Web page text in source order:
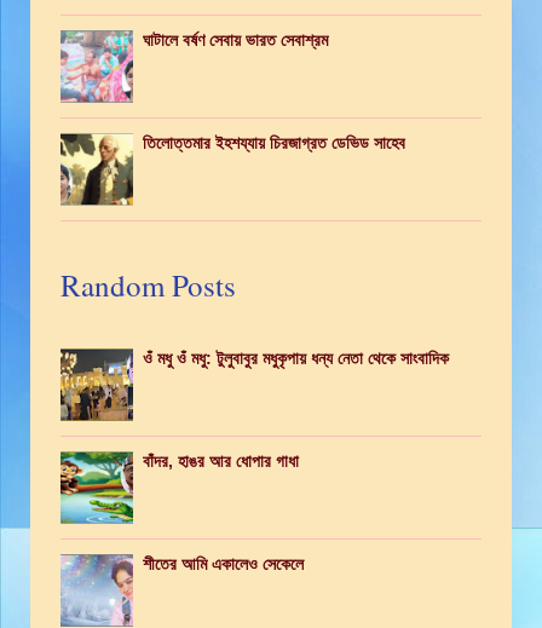
ঘাটালে বর্ষণ সেবায় ভারত সেবাশ্রম
তিলোত্তমার ইহশয্যায় চিরজাগ্রত ডেভিড সাহেব
Random Posts
ওঁ মধু ওঁ মধু: টুলুবাবুর মধুকৃপায় ধন্য নেতা থেকে সাংবাদিক
বাঁদর, হাঙর আর ধোপার গাধা
শীতের আমি একালেও সেকেলে